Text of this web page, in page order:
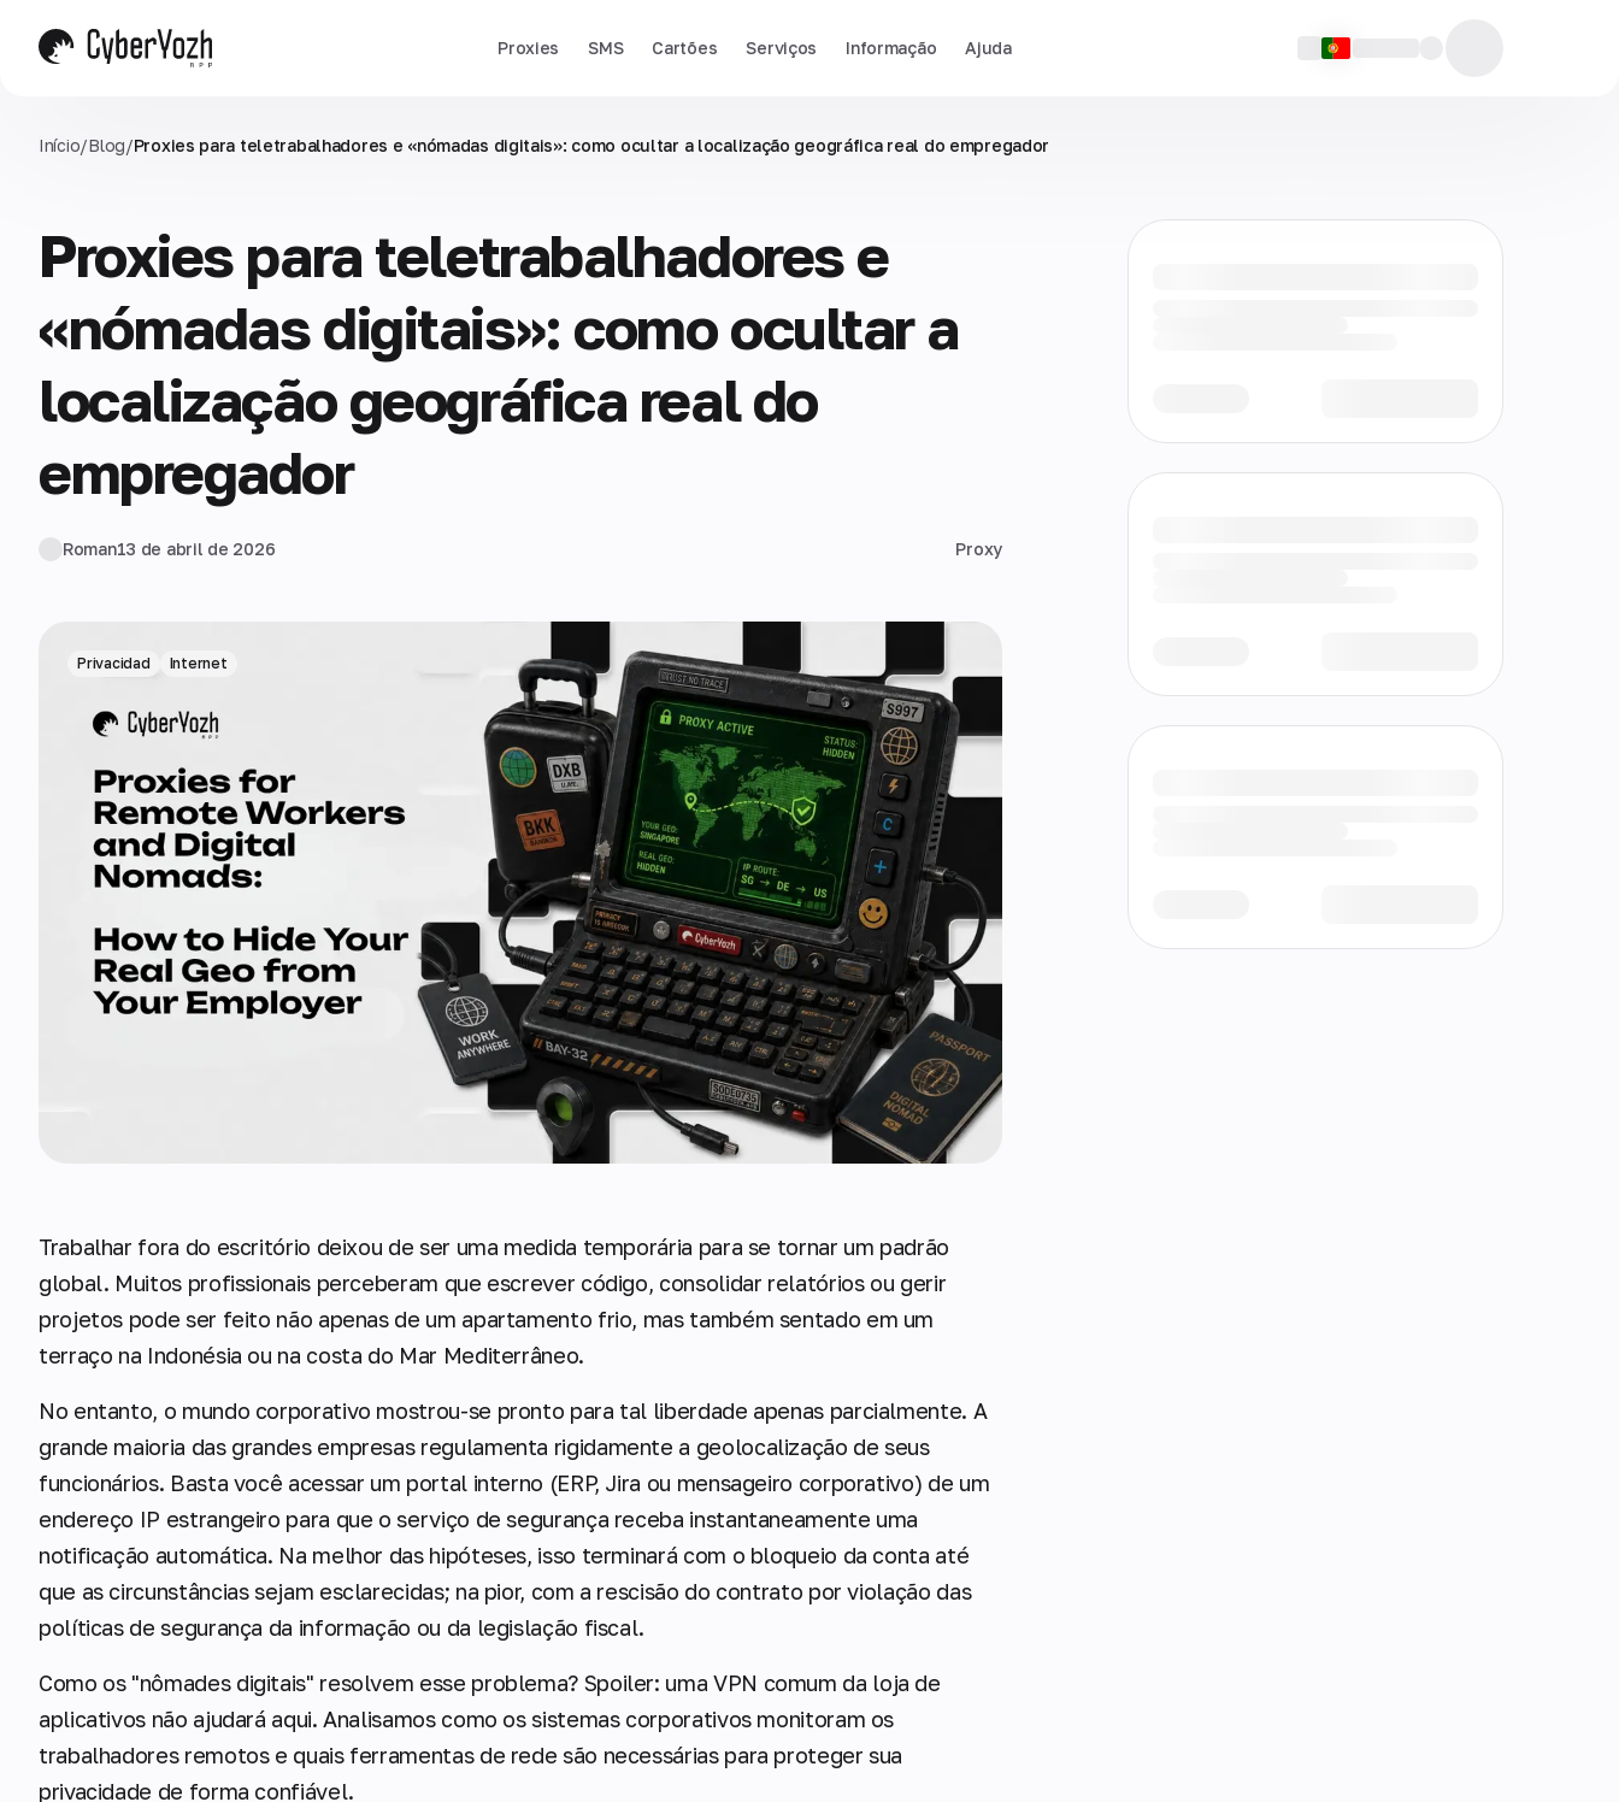
Proxies SMS Cartões Serviços Informação Ajuda
Início/Blog/Proxies para teletrabalhadores e «nómadas digitais»: como ocultar a localização geográfica real do empregador
Proxies para teletrabalhadores e
«nómadas digitais»: como ocultar a
localização geográfica real do
empregador
Roman13 de abril de 2026 Proxy
Privacidad Internet
Trabalhar fora do escritório deixou de ser uma medida temporária para se tornar um padrão
global. Muitos profissionais perceberam que escrever código, consolidar relatórios ou gerir
projetos pode ser feito não apenas de um apartamento frio, mas também sentado em um
terraço na Indonésia ou na costa do Mar Mediterrâneo.
No entanto, o mundo corporativo mostrou-se pronto para tal liberdade apenas parcialmente. A
grande maioria das grandes empresas regulamenta rigidamente a geolocalização de seus
funcionários. Basta você acessar um portal interno (ERP, Jira ou mensageiro corporativo) de um
endereço IP estrangeiro para que o serviço de segurança receba instantaneamente uma
notificação automática. Na melhor das hipóteses, isso terminará com o bloqueio da conta até
que as circunstâncias sejam esclarecidas; na pior, com a rescisão do contrato por violação das
políticas de segurança da informação ou da legislação fiscal.
Como os "nômades digitais" resolvem esse problema? Spoiler: uma VPN comum da loja de
aplicativos não ajudará aqui. Analisamos como os sistemas corporativos monitoram os
trabalhadores remotos e quais ferramentas de rede são necessárias para proteger sua
privacidade de forma confiável.